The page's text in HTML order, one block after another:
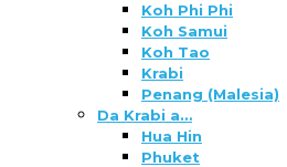
Koh Phi Phi
Koh Samui
Koh Tao
Krabi
Penang (Malesia)
Da Krabi a…
Hua Hin
Phuket